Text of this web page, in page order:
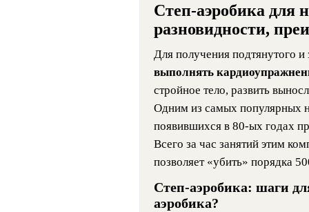
Степ-аэробика для
разновидности,
Для получения подтянутого
выполнять
стройное тело, развить
Одним из самых популярных
появившихся в 80-ых годах
Всего за час занятий этим
позволяет «убить» порядка
Степ-аэробика: шаги
аэробика?